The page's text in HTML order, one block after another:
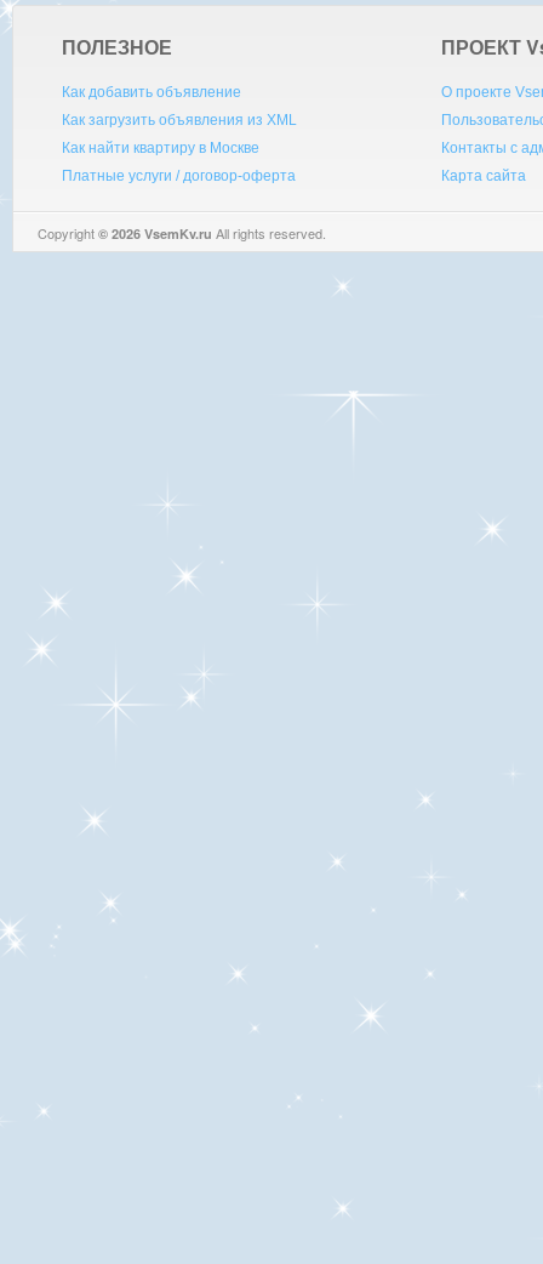
ПОЛЕЗНОЕ
Как добавить объявление
Как загрузить объявления из XML
Как найти квартиру в Москве
Платные услуги / договор-оферта
ПРОЕКТ V
О проекте
Контакты с
Карта сайта
Copyright © 2026 VsemKv.ru All rights reserved.